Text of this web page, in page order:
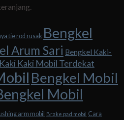
tie rod rusak Bengkel
Arum Sari Bengkel Kaki-
Kaki Mobil Terdekat
Bengkel Mobil
Mobil
arm mobil Brake pad mobil Cara